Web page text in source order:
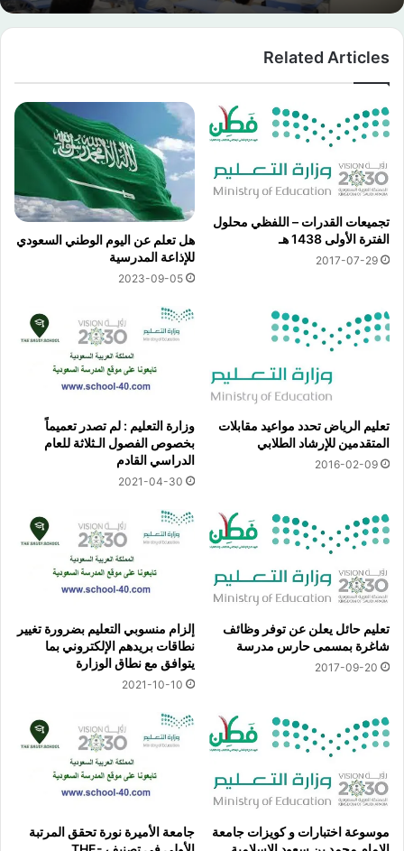
Related Articles
تجميعات القدرات – اللفظي محلول
الفترة الأولى 1438 هـ
2017-07-29
هل تعلم عن اليوم الوطني السعودي
للإذاعة المدرسية
2023-09-05
تعليم الرياض تحدد مواعيد مقابلات
المتقدمين للإرشاد الطلابي
2016-02-09
وزارة التعليم : لم تصدر تعميماً
بخصوص الفصول الـثلاثة للعام
الدراسي القادم
2021-04-30
تعليم حائل يعلن عن توفر وظائف
شاغرة بمسمى حارس مدرسة
2017-09-20
إلزام منسوبي التعليم بضرورة تغيير
نطاقات بريدهم الإلكتروني بما
يتوافق مع نطاق الوزارة
2021-10-10
موسوعة اختبارات و كويزات جامعة
جامعة الأميرة نورة تحقق المرتبة